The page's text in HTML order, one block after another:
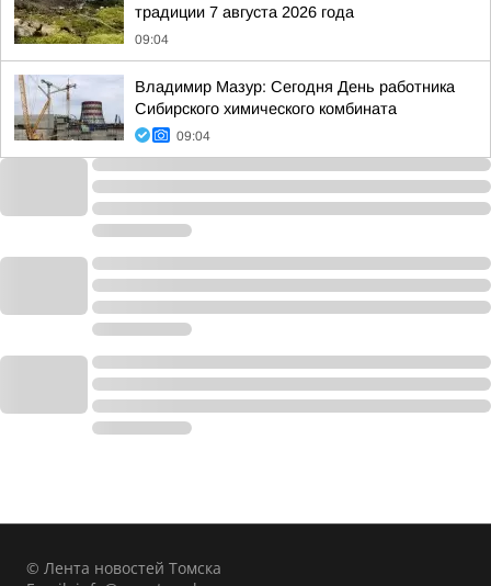
традиции 7 августа 2026 года
09:04
Владимир Мазур: Сегодня День работника
Сибирского химического комбината
09:04
© Лента новостей Томска